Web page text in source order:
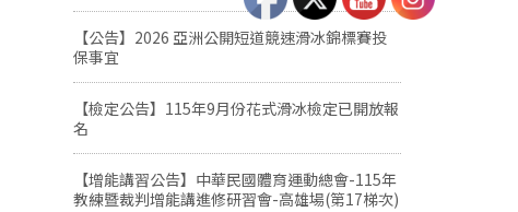
【公告】2026 亞洲公開短道競速滑冰錦標賽投
保事宜
【檢定公告】115年9月份花式滑冰檢定已開放報
名
【增能講習公告】中華民國體育運動總會-115年
教練暨裁判增能講進修研習會-高雄場(第17梯次)